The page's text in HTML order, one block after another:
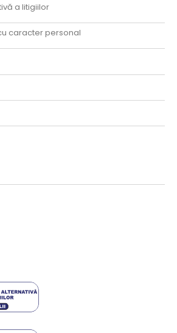
a litigiilor
caracter personal